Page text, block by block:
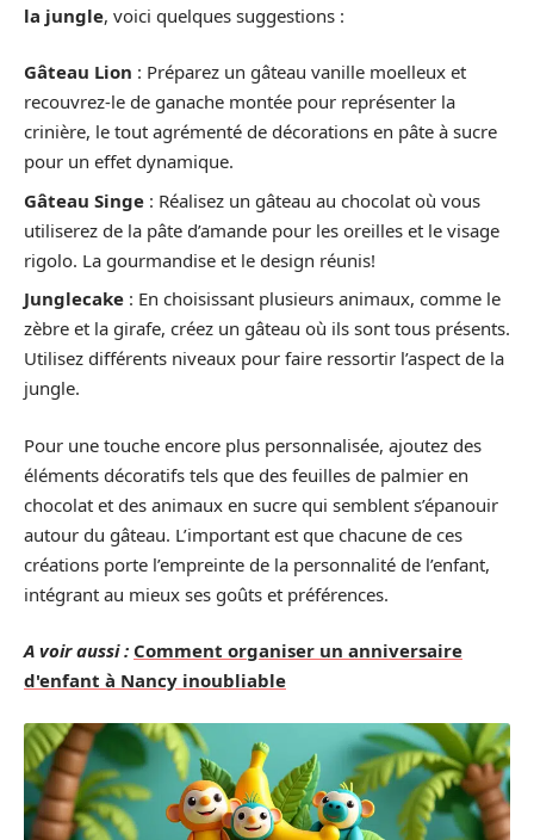
la jungle, voici quelques suggestions :
Gâteau Lion : Préparez un gâteau vanille moelleux et
recouvrez-le de ganache montée pour représenter la
crinière, le tout agrémenté de décorations en pâte à sucre
pour un effet dynamique.
Gâteau Singe : Réalisez un gâteau au chocolat où vous
utiliserez de la pâte d’amande pour les oreilles et le visage
rigolo. La gourmandise et le design réunis!
Junglecake : En choisissant plusieurs animaux, comme le
zèbre et la girafe, créez un gâteau où ils sont tous présents.
Utilisez différents niveaux pour faire ressortir l’aspect de la
jungle.
Pour une touche encore plus personnalisée, ajoutez des
éléments décoratifs tels que des feuilles de palmier en
chocolat et des animaux en sucre qui semblent s’épanouir
autour du gâteau. L’important est que chacune de ces
créations porte l’empreinte de la personnalité de l’enfant,
intégrant au mieux ses goûts et préférences.
A voir aussi : Comment organiser un anniversaire
d'enfant à Nancy inoubliable